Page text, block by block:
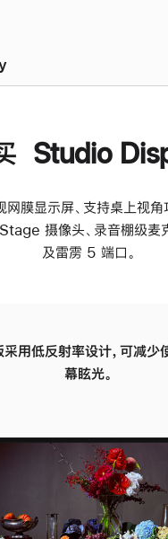
Studio
膜显示屏、支持桌上视
摄像头、录音棚级麦
及雷雳 5 端口。
用低反射率设计，可减少
幕眩光。